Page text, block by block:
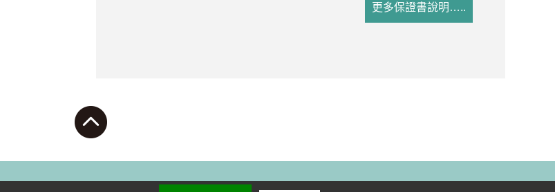
更多保證書說明…..